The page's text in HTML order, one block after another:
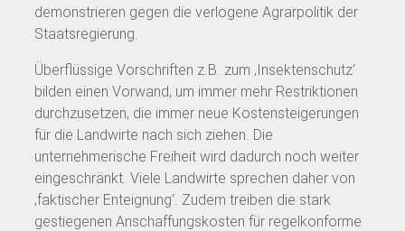
demonstrieren gegen die verlogene Agrarpolitik der
Staatsregierung.
Überflüssige Vorschriften z.B. zum ‚Insektenschutz‘
bilden einen Vorwand, um immer mehr Restriktionen
durchzusetzen, die immer neue Kostensteigerungen
für die Landwirte nach sich ziehen. Die
unternehmerische Freiheit wird dadurch noch weiter
eingeschränkt. Viele Landwirte sprechen daher von
‚faktischer Enteignung‘. Zudem treiben die stark
gestiegenen Anschaffungskosten für regelkonforme